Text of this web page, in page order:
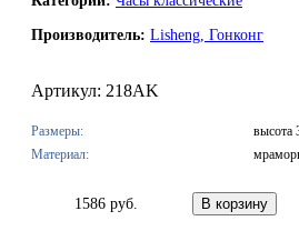
Производитель: Lisheng, Гонконг
Артикул: 218AK
Размеры:
высота
Материал:
1586 руб.